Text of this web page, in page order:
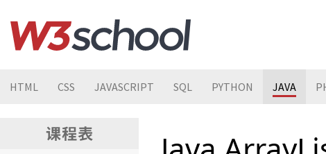
HTML CSS JAVASCRIPT SQL PYTHON JAVA